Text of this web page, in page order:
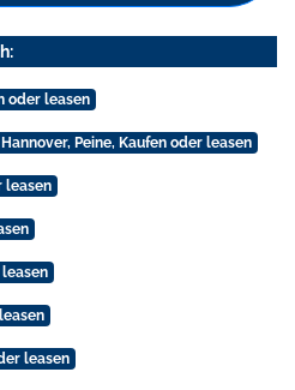
oder leasen
Peine, Kaufen oder leasen
leasen
leasen
leasen